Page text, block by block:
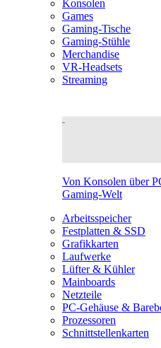
Konsolen
Games
Gaming-Tische
Gaming-Stühle
Merchandise
VR-Headsets
Streaming
Von Konsolen über
Gaming-Welt
Arbeitsspeicher
Festplatten & SSD
Grafikkarten
Laufwerke
Lüfter & Kühler
Mainboards
Netzteile
PC-Gehäuse &
Prozessoren
Schnittstellenkarten